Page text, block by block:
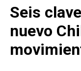
Programas de
Programas
Seis
nuevo